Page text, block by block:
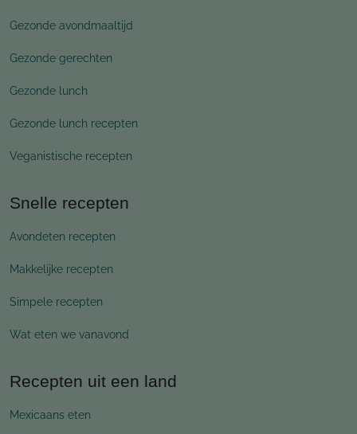
Gezonde avondmaaltijd
Gezonde gerechten
Gezonde lunch
Gezonde lunch recepten
Veganistische recepten
Snelle recepten
Avondeten recepten
Makkelijke recepten
Simpele recepten
Wat eten we vanavond
Recepten uit een land
Mexicaans eten